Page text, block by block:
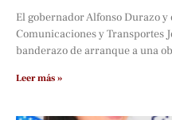
El gobernador Alfonso Durazo
Comunicaciones y Transportes
banderazo de arranque a una
Leer más »